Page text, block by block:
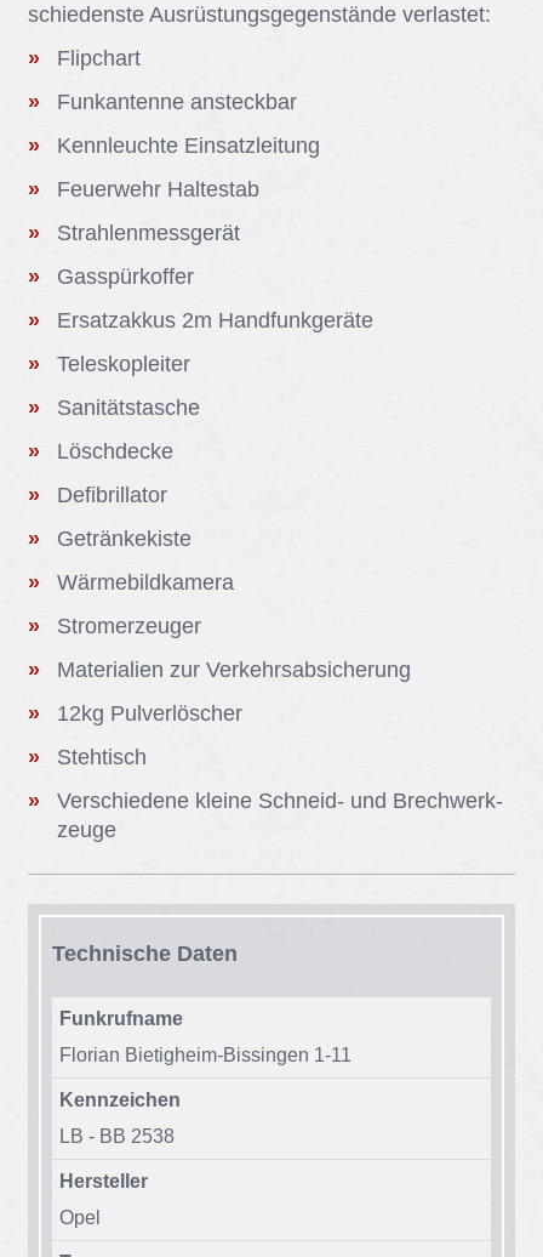
schie­dens­te Aus­rüs­tungs­ge­gen­stän­de ver­las­tet:
Flip­chart
Funk­an­ten­ne an­steck­bar
Kenn­leuch­te Ein­satz­lei­tung
Feu­er­wehr Hal­testab
Strah­len­mess­ge­rät
Gas­s­pür­kof­fer
Er­satz­ak­kus 2m Hand­funk­ge­rä­te
Te­le­skop­lei­ter
Sa­ni­täts­ta­sche
Lösch­de­cke
De­fi­bril­la­tor
Ge­trän­ke­kis­te
Wär­me­bild­ka­me­ra
Strom­er­zeu­ger
Ma­te­ria­li­en zur Ver­kehrs­ab­si­che­rung
12kg Pul­ver­lö­scher
Steh­tisch
Ver­schie­de­ne klei­ne Schneid- und Brech­werk­
zeu­ge
Tech­ni­sche Da­ten
Funkrufname
Flo­ri­an Bie­tig­heim-Bis­sin­gen 1-11
Kennzeichen
LB - BB 2538
Hersteller
Opel